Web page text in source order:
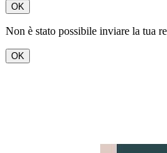
OK
Non è stato possibile inviare la tua
OK